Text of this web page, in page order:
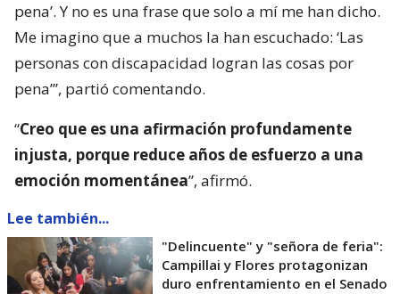
pena’. Y no es una frase que solo a mí me han dicho.
Me imagino que a muchos la han escuchado: ‘Las
personas con discapacidad logran las cosas por
pena’”, partió comentando.
“Creo que es una afirmación profundamente
injusta, porque reduce años de esfuerzo a una
emoción momentánea”, afirmó.
Lee también...
"Delincuente" y "señora de feria":
Campillai y Flores protagonizan
duro enfrentamiento en el Senado